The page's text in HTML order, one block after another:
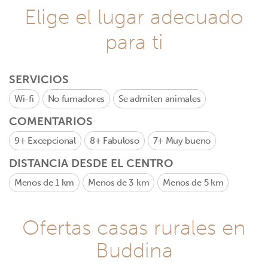
Elige el lugar adecuado
para ti
SERVICIOS
Wi-fi No fumadores Se admiten animales
COMENTARIOS
9+ Excepcional 8+ Fabuloso 7+ Muy bueno
DISTANCIA DESDE EL CENTRO
Menos de 1 km Menos de 3 km Menos de 5 km
Ofertas casas rurales en
Buddina